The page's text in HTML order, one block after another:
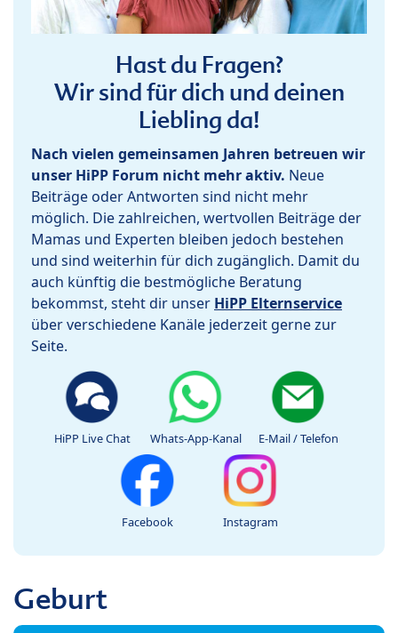
Hast du Fragen?
Wir sind für dich und deinen
Liebling da!
Nach vielen gemeinsamen Jahren betreuen wir
unser HiPP Forum nicht mehr aktiv. Neue
Beiträge oder Antworten sind nicht mehr
möglich. Die zahlreichen, wertvollen Beiträge der
Mamas und Experten bleiben jedoch bestehen
und sind weiterhin für dich zugänglich. Damit du
auch künftig die bestmögliche Beratung
bekommst, steht dir unser HiPP Elternservice
über verschiedene Kanäle jederzeit gerne zur
Seite.
HiPP Live Chat Whats-App-Kanal E-Mail / Telefon
Facebook Instagram
Geburt